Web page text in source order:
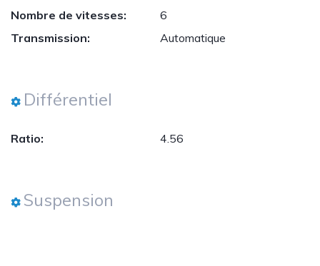
Nombre de vitesses:
6
Transmission:
Automatique
Différentiel
Ratio: 4.56
Suspension